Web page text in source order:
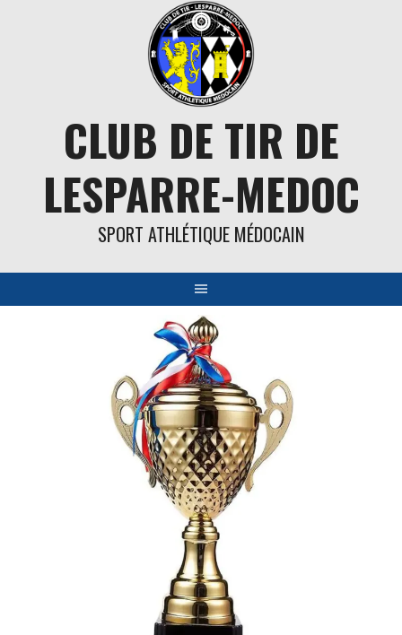
CLUB DE TIR DE
LESPARRE-MEDOC
SPORT ATHLÉTIQUE MÉDOCAIN